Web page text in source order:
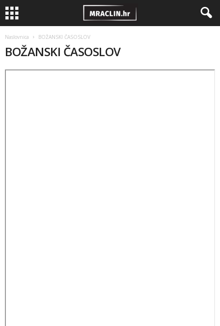
Naslovnica BOŽANSKI ČASOSLOV
BOŽANSKI ČASOSLOV